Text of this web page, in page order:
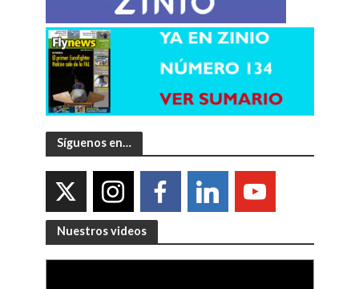
Síguenos en…
Nuestros videos